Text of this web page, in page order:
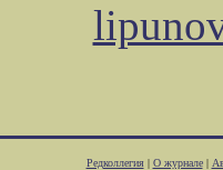
Редколлегия| О журнале|